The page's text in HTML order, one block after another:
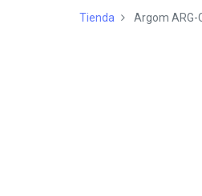
Tienda Argom ARG-